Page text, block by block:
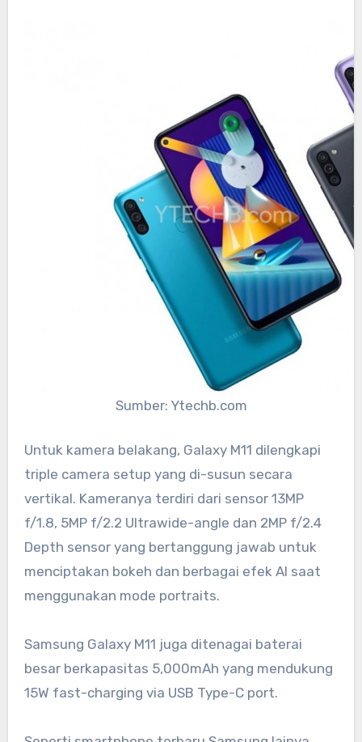
Sumber: Ytechb.com
Untuk kamera belakang, Galaxy M11 dilengkapi
triple camera setup yang di-susun secara
vertikal. Kameranya terdiri dari sensor 13MP
f/1.8, 5MP f/2.2 Ultrawide-angle dan 2MP f/2.4
Depth sensor yang bertanggung jawab untuk
menciptakan bokeh dan berbagai efek AI saat
menggunakan mode portraits.
Samsung Galaxy M11 juga ditenagai baterai
besar berkapasitas 5,000mAh yang mendukung
15W fast-charging via USB Type-C port.